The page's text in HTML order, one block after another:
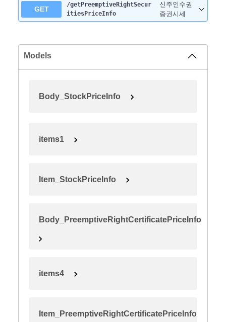
GET
/getPreemptiveRightSecur
itiesPriceInfo
신주인수권
증권시세
Models
Body_StockPriceInfo
items1
Item_StockPriceInfo
Body_PreemptiveRightCertificatePriceInfo
items4
Item_PreemptiveRightCertificatePriceInfo